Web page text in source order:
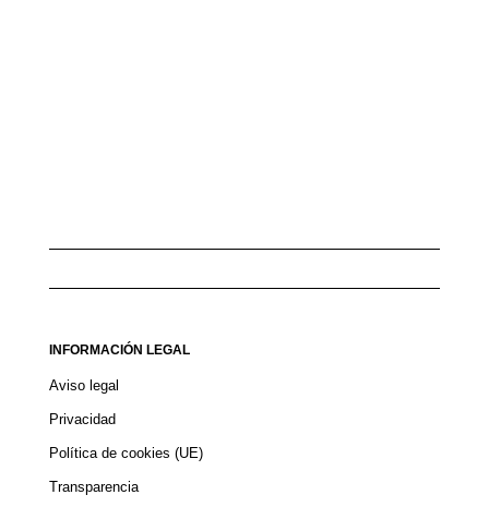
INFORMACIÓN LEGAL
Aviso legal
Privacidad
Política de cookies (UE)
Transparencia